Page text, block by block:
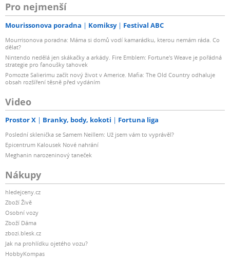
Pro nejmenší
Mourissonova poradna Komiksy Festival ABC
Mourrisonova poradna: Máma si domů vodí kamarádku, kterou nemám ráda. Co
dělat?
Nintendo nedělá jen skákačky a arkády. Fire Emblem: Fortune's Weave je pořádná
strategie pro fanoušky tahovek
Pomozte Salierimu začít nový život v Americe. Mafia: The Old Country odhaluje
obsah rozšíření těsně před vydáním
Video
Prostor X Branky, body, kokoti Fortuna liga
Poslední sklenička se Samem Neillem: Už jsem vám to vyprávěl?
Epicentrum Kalousek Nové nahrání
Meghanin narozeninový taneček
Nákupy
hledejceny.cz
Zboží Živě
Osobní vozy
Zboží Dáma
zbozi.blesk.cz
Jak na prohlídku ojetého vozu?
HobbyKompas